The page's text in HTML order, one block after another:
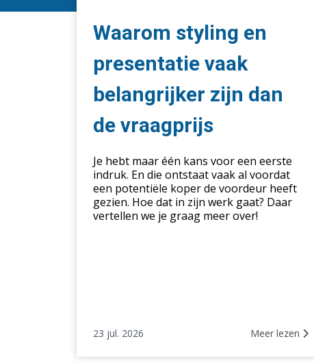
en
presentatie
vaak
belangrijker
dan
vraagprijs
Waarom styling en
presentatie vaak
belangrijker zijn dan
de vraagprijs
Je hebt maar één kans voor een eerste
indruk. En die ontstaat vaak al voordat
een potentiële koper de voordeur heeft
gezien. Hoe dat in zijn werk gaat? Daar
vertellen we je graag meer over!
23 jul. 2026 Meer lezen